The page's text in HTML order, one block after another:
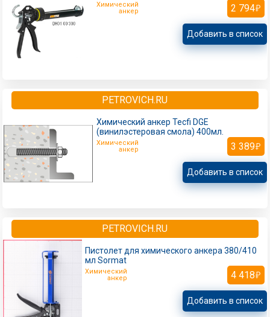
Химический
анкер
2 794
Добавить в список
PETROVICH.RU
Химический анкер Tecfi DGE
(винилэстеровая смола) 400мл.
Химический
анкер
3 389
Добавить в список
PETROVICH.RU
Пистолет для химического анкера 380/410
мл Sormat
Химический
анкер
4 418
Добавить в список